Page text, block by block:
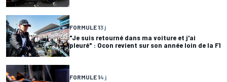
FORMULE 13 j
"Je suis retourné dans ma voiture et j'ai
pleuré" : Ocon revient sur son année loin de la F1
FORMULE 14 j